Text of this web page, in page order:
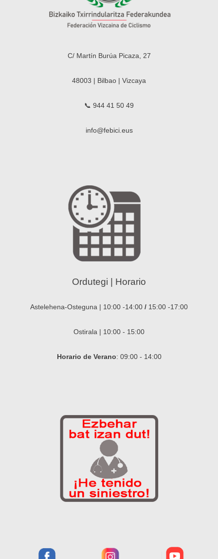
C/ Martín Burúa Picaza, 27
48003 | Bilbao | Vizcaya
📞 944 41 50 49
info@febici.eus
Ordutegi | Horario
Astelehena-Osteguna | 10:00 -14:00 / 15:00 -17:00
Ostirala | 10:00 - 15:00
Horario de Verano: 09:00 - 14:00